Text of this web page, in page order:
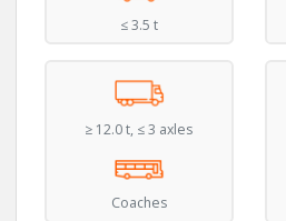
≤ 3.5 t
≥ 12.0 t, ≤ 3 axles
Coaches